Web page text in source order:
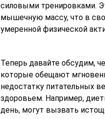
силовыми тренировками.
мышечную массу, что в
умеренной физической
Теперь давайте обсудим,
которые обещают
недостатку питательных
здоровьем. Например,
день, могут вызвать